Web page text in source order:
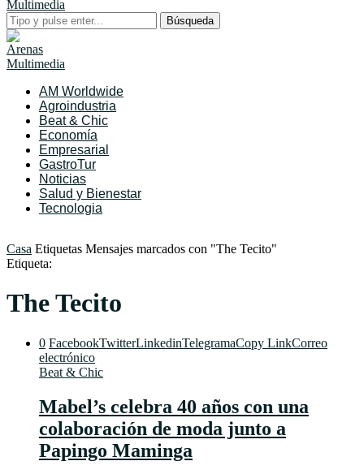
Búsqueda
AM Worldwide
Agroindustria
Beat & Chic
Economía
Empresarial
GastroTur
Noticias
Salud y Bienestar
Tecnologia
Casa Etiquetas Mensajes marcados con "The Tecito"
Etiqueta:
The Tecito
0 FacebookTwitterLinkedinTelegramaCopy LinkCorreo
electrónico
Beat & Chic
Mabel’s celebra 40 años con una
colaboración de moda junto a
Papingo Maminga